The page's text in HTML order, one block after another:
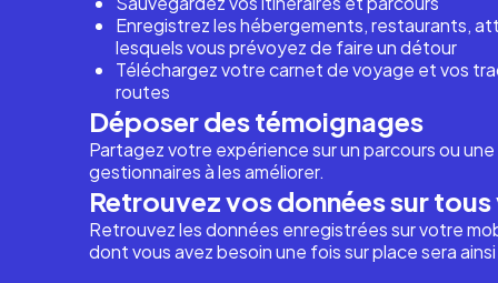
Enregistrez les hébergements, restaurants,
lesquels vous prévoyez de faire un détour
Téléchargez votre carnet de voyage et vos
routes
Déposer des témoignages
Partagez votre expérience sur un parcours ou
gestionnaires à les améliorer.
Retrouvez vos données sur
Retrouvez les données enregistrées sur votre
dont vous avez besoin une fois sur place sera